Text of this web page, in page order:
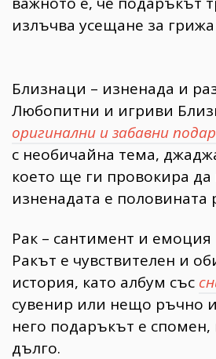
излъчва усещане за грижа
Близнаци – изненада и
Любопитни и игриви
оригинални и забавни
с необичайна тема,
което ще ги провокира да
изненадата е половината
Рак – сантимент и емоция
Ракът е чувствителен и
история, като албум със
сувенир или нещо ръчно
него подаръкът е
дълго.